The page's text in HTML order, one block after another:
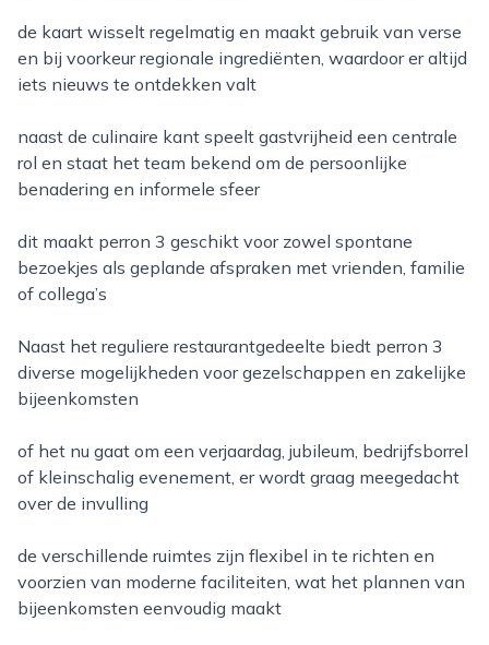
de kaart wisselt regelmatig en maakt gebruik van verse
en bij voorkeur regionale ingrediënten, waardoor er altijd
iets nieuws te ontdekken valt
naast de culinaire kant speelt gastvrijheid een centrale
rol en staat het team bekend om de persoonlijke
benadering en informele sfeer
dit maakt perron 3 geschikt voor zowel spontane
bezoekjes als geplande afspraken met vrienden, familie
of collega’s
naast het reguliere restaurantgedeelte biedt perron 3
diverse mogelijkheden voor gezelschappen en zakelijke
bijeenkomsten
of het nu gaat om een verjaardag, jubileum, bedrijfsborrel
of kleinschalig evenement, er wordt graag meegedacht
over de invulling
de verschillende ruimtes zijn flexibel in te richten en
voorzien van moderne faciliteiten, wat het plannen van
bijeenkomsten eenvoudig maakt